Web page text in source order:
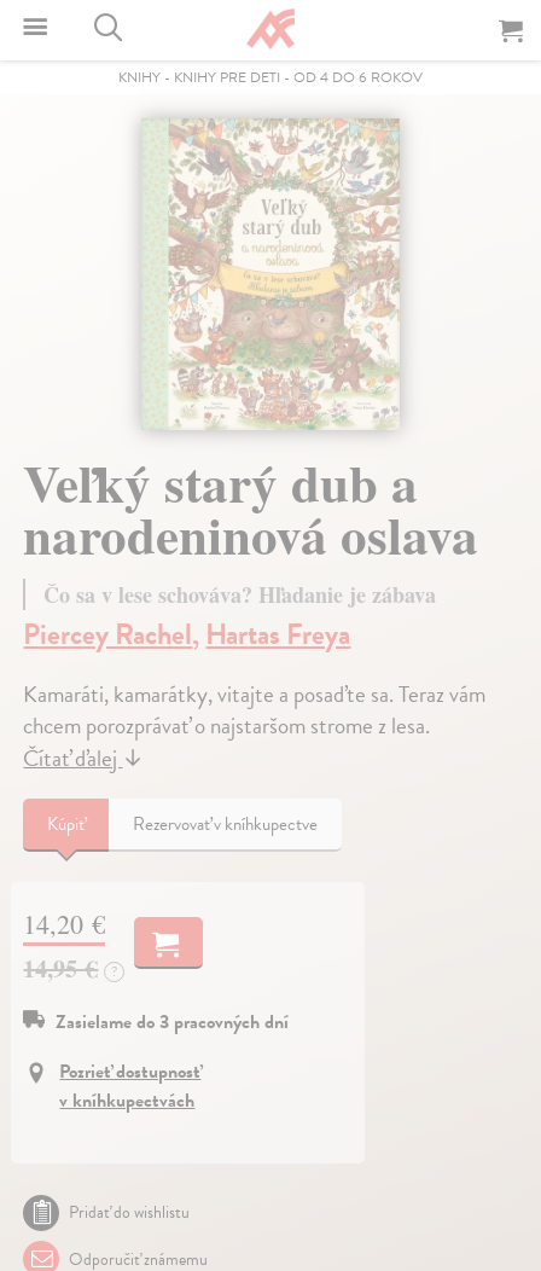
KNIHY - KNIHY PRE DETI - OD 4 DO 6 ROKOV
Veľký starý dub a
narodeninová oslava
Čo sa v lese schováva? Hľadanie je zábava
Piercey Rachel,Hartas Freya
Kamaráti, kamarátky, vitajte a posaďte sa. Teraz vám
chcem porozprávať o najstaršom strome z lesa.
Čítať ďalej↓
Kúpiť Rezervovať v kníhkupectve
14,20 €
14,95 €
?
Zasielame do 3 pracovných dní
Pozrieť dostupnosť
v kníhkupectvách
Pridať do wishlistu
Odporučiť známemu